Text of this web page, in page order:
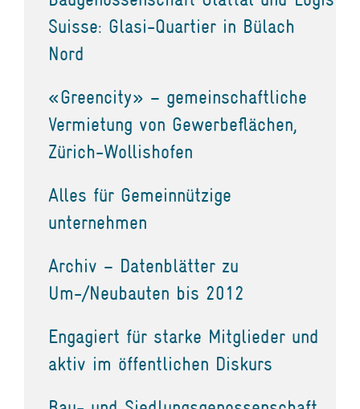
Suisse: Glasi-Quartier in Bülach
Nord
«Greencity» – gemeinschaftliche
Vermietung von Gewerbeflächen,
Zürich-Wollishofen
Alles für Gemeinnützige
unternehmen
Archiv – Datenblätter zu
Um-/Neubauten bis 2012
Engagiert für starke Mitglieder und
aktiv im öffentlichen Diskurs